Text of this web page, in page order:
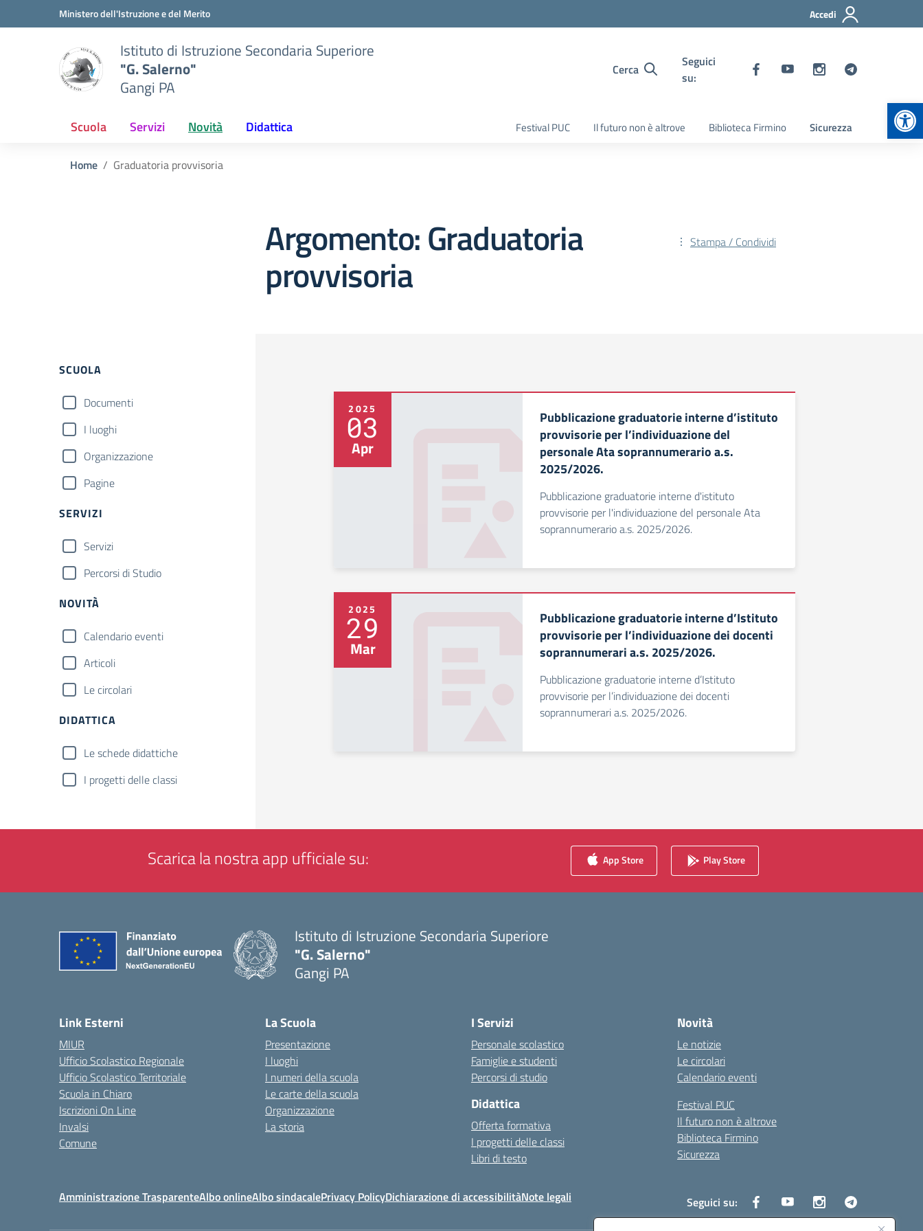
Vai ai contenuti
Vai al menu di navigazioneMinistero dell'Istruzione e del Merito Accedi
Istituto di Istruzione Secondaria Superiore
"G. Salerno"
Gangi PA
Cerca
Seguici
su:
Scuola Servizi Novità Didattica Festival PUC Il futuro non è altrove Biblioteca Firmino Sicurezza
Home Graduatoria provvisoria
Argomento: Graduatoria
provvisoria
Stampa / Condividi
Filtri
SCUOLA
Documenti
I luoghi
Organizzazione
Pagine
SERVIZI
Servizi
Percorsi di Studio
NOVITÀ
Calendario eventi
Articoli
Le circolari
DIDATTICA
Le schede didattiche
I progetti delle classi
2025
03
Apr
Pubblicazione graduatorie interne d’istituto
provvisorie per l’individuazione del
personale Ata soprannumerario a.s.
2025/2026.
Pubblicazione graduatorie interne d'istituto
provvisorie per l'individuazione del personale Ata
soprannumerario a.s. 2025/2026.
2025
29
Mar
Pubblicazione graduatorie interne d’Istituto
provvisorie per l’individuazione dei docenti
soprannumerari a.s. 2025/2026.
Pubblicazione graduatorie interne d’Istituto
provvisorie per l’individuazione dei docenti
soprannumerari a.s. 2025/2026.
Scarica la nostra app ufficiale su: App Store Play Store
Istituto di Istruzione Secondaria Superiore
"G. Salerno"
Gangi PA
Link Esterni
MIUR
Ufficio Scolastico Regionale
Ufficio Scolastico Territoriale
Scuola in Chiaro
Iscrizioni On Line
Invalsi
Comune
La Scuola
Presentazione
I luoghi
I numeri della scuola
Le carte della scuola
Organizzazione
La storia
I Servizi
Personale scolastico
Famiglie e studenti
Percorsi di studio
Didattica
Offerta formativa
I progetti delle classi
Libri di testo
Novità
Le notizie
Le circolari
Calendario eventi
Festival PUC
Il futuro non è altrove
Biblioteca Firmino
Sicurezza
Amministrazione TrasparenteAlbo onlineAlbo sindacalePrivacy PolicyDichiarazione di accessibilitàNote legali Seguici su: